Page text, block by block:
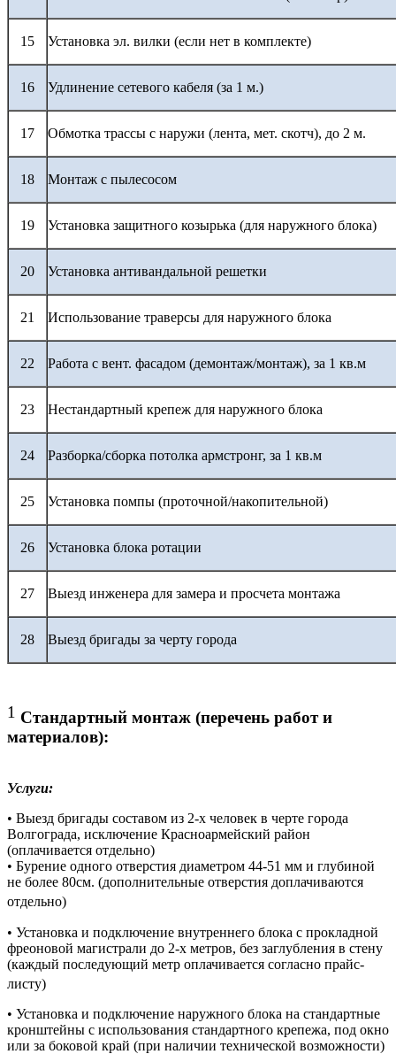
15 Установка эл. вилки (если нет в комплекте)
16 Удлинение сетевого кабеля (за 1 м.)
17 Обмотка трассы с наружи (лента, мет. скотч), до 2 м.
18 Монтаж с пылесосом
19 Установка защитного козырька (для наружного блока)
20 Установка антивандальной решетки
21 Использование траверсы для наружного блока
22 Работа с вент. фасадом (демонтаж/монтаж), за 1 кв.м
23 Нестандартный крепеж для наружного блока
24 Разборка/сборка потолка армстронг, за 1 кв.м
25 Установка помпы (проточной/накопительной)
26 Установка блока ротации
27 Выезд инженера для замера и просчета монтажа
28 Выезд бригады за черту города
1 Стандартный монтаж (перечень работ и
материалов):
Услуги:
• Выезд бригады составом из 2-х человек в черте города
Волгограда, исключение Красноармейский район
(оплачивается отдельно)
• Бурение одного отверстия диаметром 44-51 мм и глубиной
не более 80см. (дополнительные отверстия доплачиваются
отдельно)
• Установка и подключение внутреннего блока с прокладной
фреоновой магистрали до 2-х метров, без заглубления в стену
(каждый последующий метр оплачивается согласно прайс-
листу)
• Установка и подключение наружного блока на стандартные
кронштейны с использования стандартного крепежа, под окно
или за боковой край (при наличии технической возможности)